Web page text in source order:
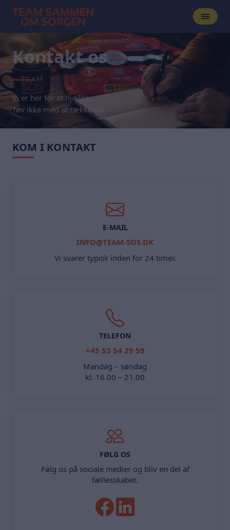
Kontakt os
Vi er her for at hjælpe.
Tøv ikke med at række ud.
KOM I KONTAKT
E-MAIL
INFO@TEAM-SOS.DK
Vi svarer typisk inden for 24 timer.
TELEFON
+45 53 54 29 59
Mandag – søndag
kl. 16.00 – 21.00
FØLG OS
Følg os på sociale medier og bliv en del af
fællesskabet.